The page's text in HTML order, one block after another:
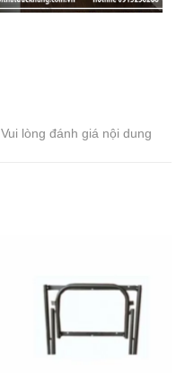
Vui lòng đánh giá nội dung